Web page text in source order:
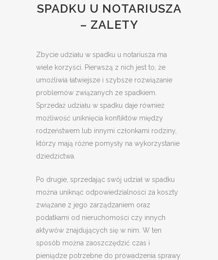
SPADKU U NOTARIUSZA
– ZALETY
Zbycie udziału w spadku u notariusza ma
wiele korzyści. Pierwszą z nich jest to, że
umożliwia łatwiejsze i szybsze rozwiązanie
problemów związanych ze spadkiem.
Sprzedaż udziału w spadku daje również
możliwość uniknięcia konfliktów między
rodzeństwem lub innymi członkami rodziny,
którzy mają różne pomysły na wykorzystanie
dziedzictwa.
Po drugie, sprzedając swój udział w spadku
można uniknąć odpowiedzialności za koszty
związane z jego zarządzaniem oraz
podatkami od nieruchomości czy innych
aktywów znajdujących się w nim. W ten
sposób można zaoszczędzić czas i
pieniądze potrzebne do prowadzenia sprawy